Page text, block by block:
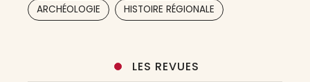
ARCHÉOLOGIE HISTOIRE RÉGIONALE
LES REVUES